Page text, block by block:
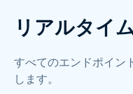
リアルタイ
すべてのエンドポイン
します。